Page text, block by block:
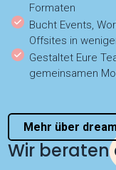
Formaten
Bucht Events,
Offsites in
Gestaltet Eure
gemeinsamen
Mehr über
Wir beraten